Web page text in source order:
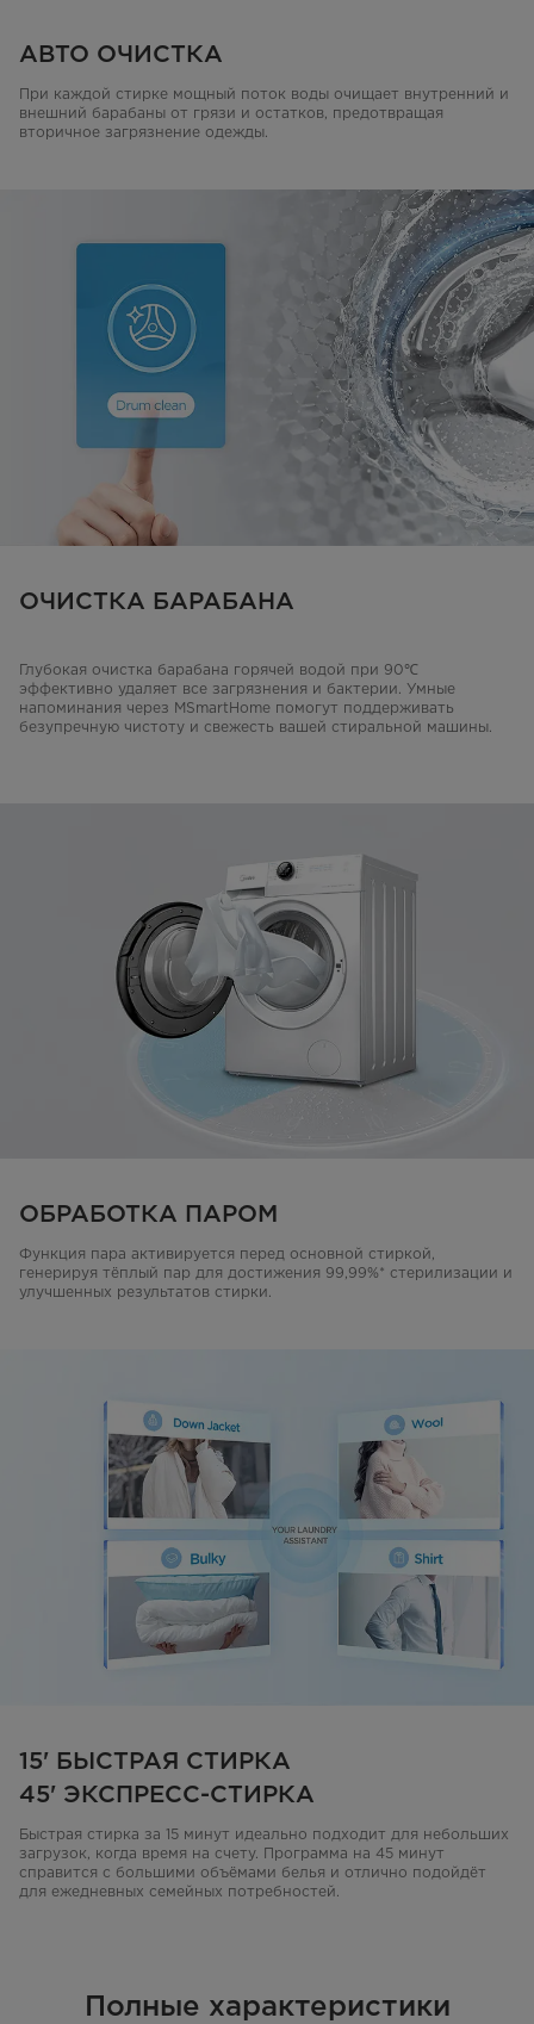
АВТО ОЧИСТКА
При каждой стирке мощный поток воды очищает внутренний и
внешний барабаны от грязи и остатков, предотвращая
вторичное загрязнение одежды.
ОЧИСТКА БАРАБАНА
Глубокая очистка барабана горячей водой при 90℃
эффективно удаляет все загрязнения и бактерии. Умные
напоминания через MSmartHome помогут поддерживать
безупречную чистоту и свежесть вашей стиральной машины.
ОБРАБОТКА ПАРОМ
Функция пара активируется перед основной стиркой,
генерируя тёплый пар для достижения 99,99%* стерилизации и
улучшенных результатов стирки.
15' БЫСТРАЯ СТИРКА
45' ЭКСПРЕСС-СТИРКА
Быстрая стирка за 15 минут идеально подходит для небольших
загрузок, когда время на счету. Программа на 45 минут
справится с большими объёмами белья и отлично подойдёт
для ежедневных семейных потребностей.
Полные характеристики